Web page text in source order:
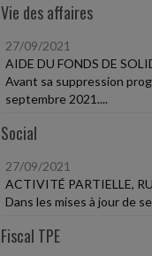
Vie des affaires
27/09/2021
AIDE DU FONDS DE
Avant sa suppression
septembre 2021....
Social
27/09/2021
ACTIVITÉ PARTIELLE,
Dans les mises à jour de
Fiscal TPE